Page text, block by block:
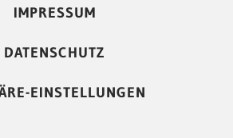
IMPRESSUM
DATENSCHUTZ
EINSTELLUNGEN